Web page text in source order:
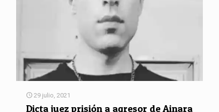
29 julio, 2021
Dicta juez prisión a agresor de Ainara